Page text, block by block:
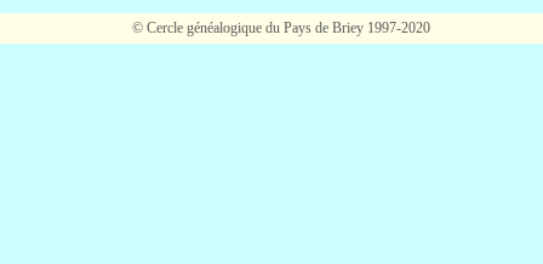
© Cercle généalogique du Pays de Briey 1997-2020